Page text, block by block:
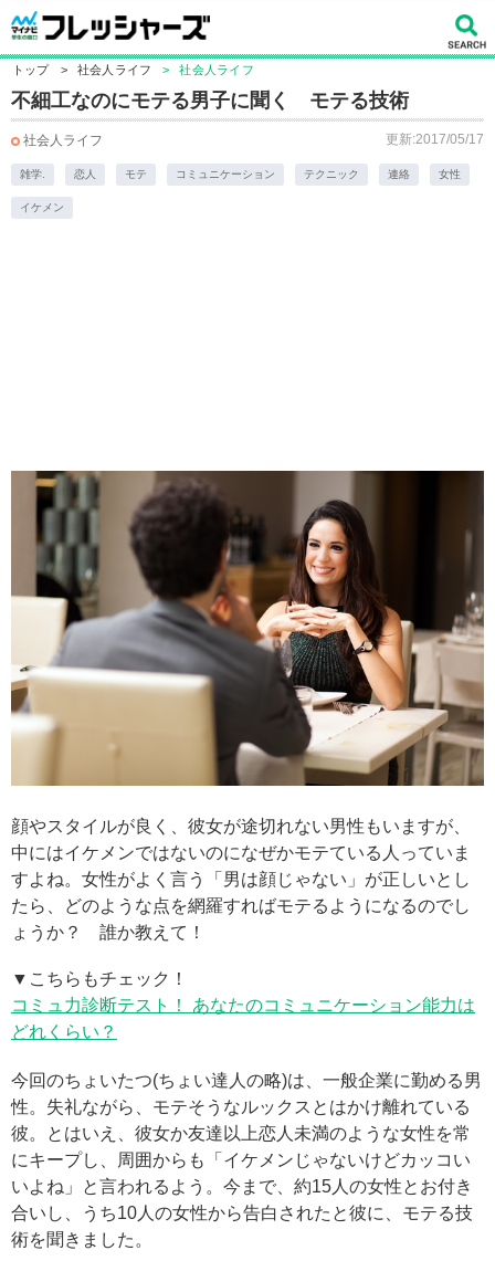
トップ > 社会人ライフ > 社会人ライフ
不細工なのにモテる男子に聞く モテる技術
社会人ライフ 更新:2017/05/17
雑学. 恋人 モテ コミュニケーション テクニック 連絡 女性
イケメン
顔やスタイルが良く、彼女が途切れない男性もいますが、
中にはイケメンではないのになぜかモテている人っていま
すよね。女性がよく言う「男は顔じゃない」が正しいとし
たら、どのような点を網羅すればモテるようになるのでし
ょうか？ 誰か教えて！
▼こちらもチェック！
コミュ力診断テスト！ あなたのコミュニケーション能力は
どれくらい？
今回のちょいたつ(ちょい達人の略)は、一般企業に勤める男
性。失礼ながら、モテそうなルックスとはかけ離れている
彼。とはいえ、彼女か友達以上恋人未満のような女性を常
にキープし、周囲からも「イケメンじゃないけどカッコい
いよね」と言われるよう。今まで、約15人の女性とお付き
合いし、うち10人の女性から告白されたと彼に、モテる技
術を聞きました。